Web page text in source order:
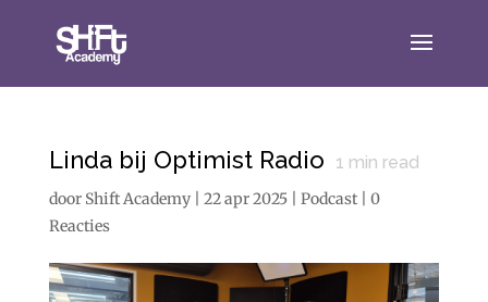
Linda bij Optimist Radio 1 min read
door Shift Academy| 22 apr 2025| Podcast| 0
Reacties